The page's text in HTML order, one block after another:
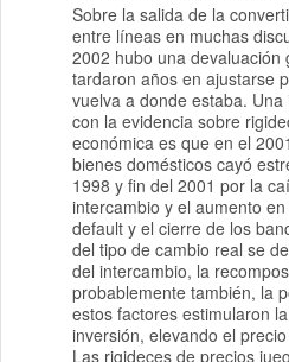
Sobre la salida de la
entre líneas en muchas
2002 hubo una
tardaron años en ajustarse
vuelva a donde estaba.
con la evidencia sobre
económica es que en el
bienes domésticos cayó
1998 y fin del 2001 por la
intercambio y el aumento
default y el cierre de los
del tipo de cambio real se
del intercambio, la
probablemente también, la
estos factores estimularon
inversión, elevando el
Las rigideces de precios